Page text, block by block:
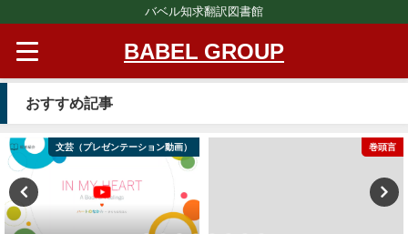
バベル知求翻訳図書館
BABEL GROUP
おすすめ記事
文芸（プレゼンテーション動画） 巻頭言